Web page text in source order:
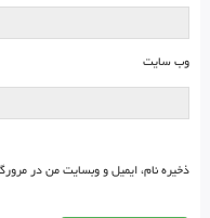
وب‌ سایت
ذخیره نام، ایمیل و وبسایت من در